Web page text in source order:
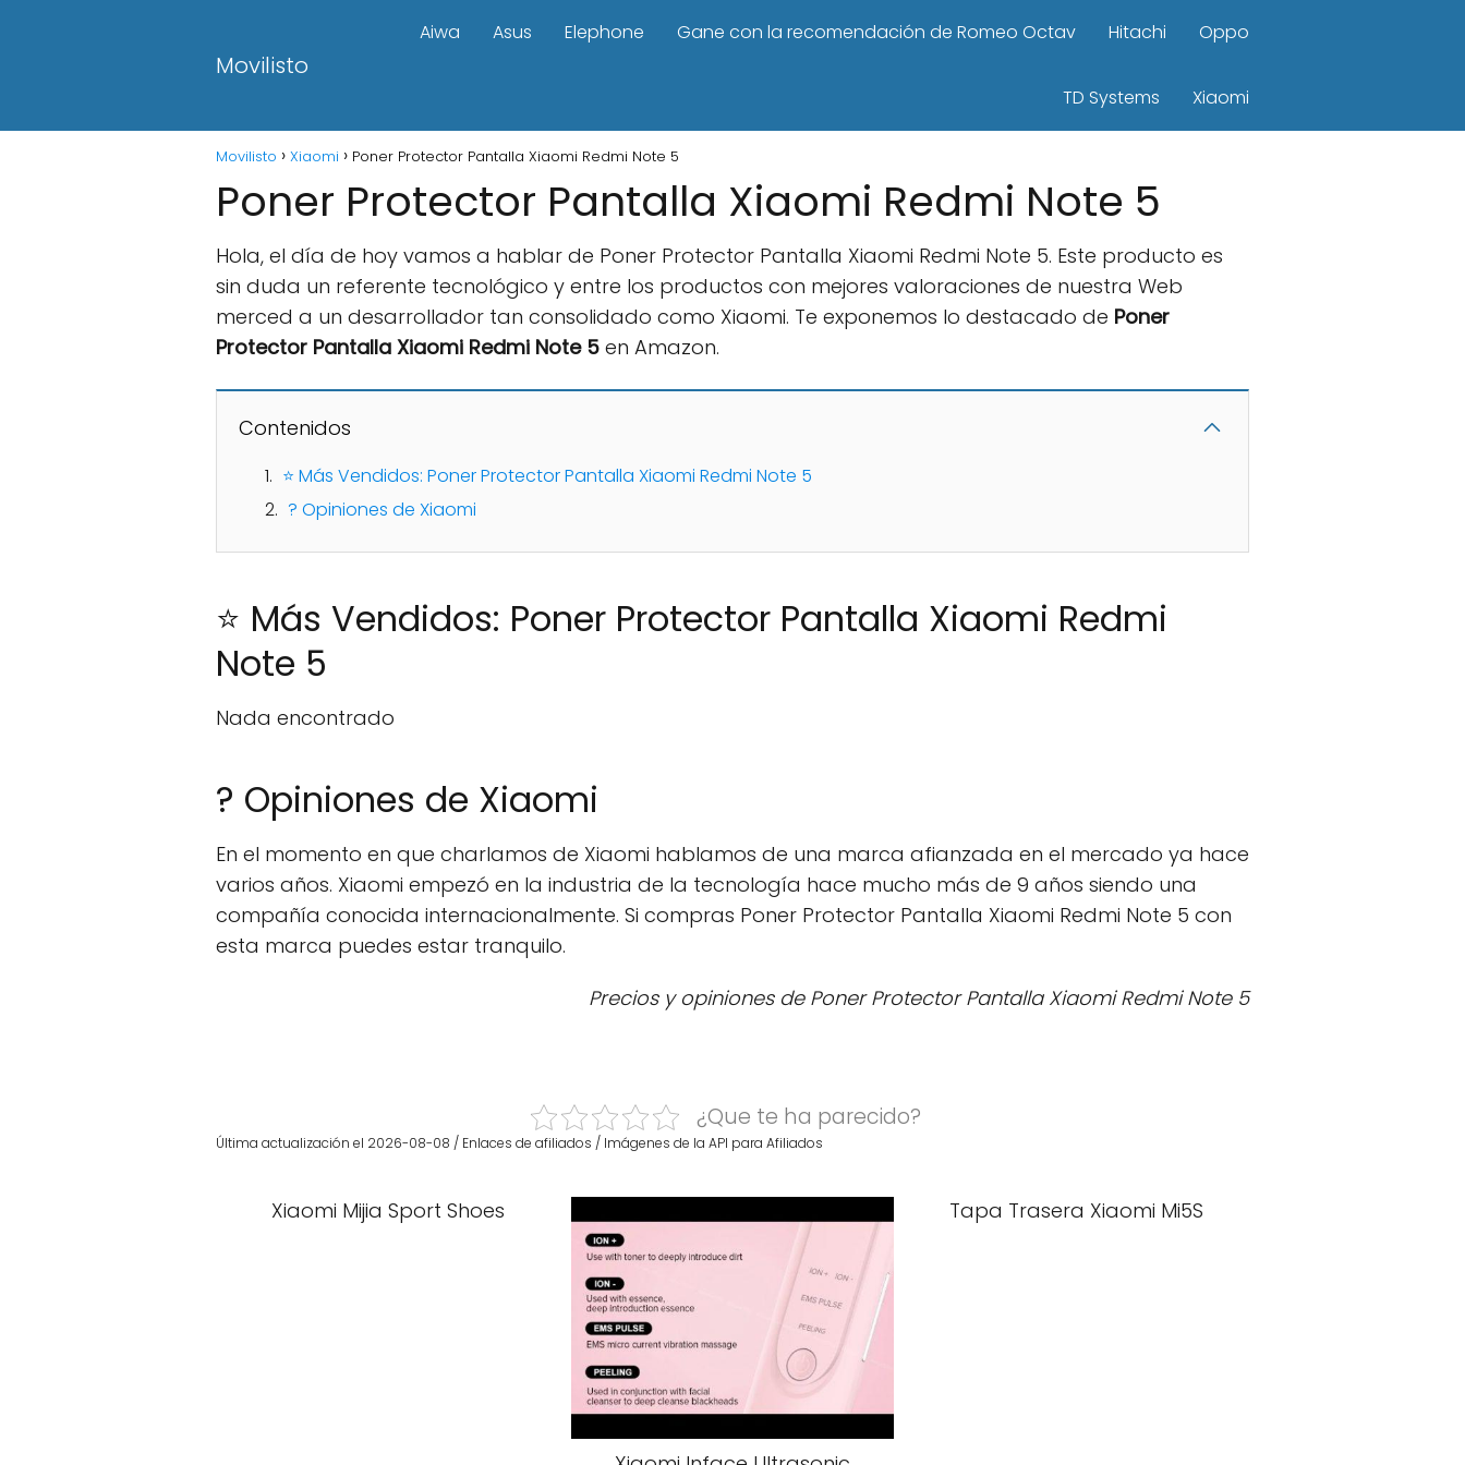
Movilisto
Aiwa Asus Elephone Gane con la recomendación de Romeo Octav Hitachi Oppo
TD Systems Xiaomi
Movilisto Xiaomi Poner Protector Pantalla Xiaomi Redmi Note 5
Poner Protector Pantalla Xiaomi Redmi Note 5
Hola, el día de hoy vamos a hablar de Poner Protector Pantalla Xiaomi Redmi Note 5. Este producto es
sin duda un referente tecnológico y entre los productos con mejores valoraciones de nuestra Web
merced a un desarrollador tan consolidado como Xiaomi. Te exponemos lo destacado de Poner
Protector Pantalla Xiaomi Redmi Note 5 en Amazon.
Contenidos
⭐ Más Vendidos: Poner Protector Pantalla Xiaomi Redmi Note 5
? Opiniones de Xiaomi
⭐ Más Vendidos: Poner Protector Pantalla Xiaomi Redmi
Note 5
Nada encontrado
? Opiniones de Xiaomi
En el momento en que charlamos de Xiaomi hablamos de una marca afianzada en el mercado ya hace
varios años. Xiaomi empezó en la industria de la tecnología hace mucho más de 9 años siendo una
compañía conocida internacionalmente. Si compras Poner Protector Pantalla Xiaomi Redmi Note 5 con
esta marca puedes estar tranquilo.
Precios y opiniones de Poner Protector Pantalla Xiaomi Redmi Note 5
¿Que te ha parecido?
Última actualización el 2026-08-08 / Enlaces de afiliados / Imágenes de la API para Afiliados
Xiaomi Mijia Sport Shoes Tapa Trasera Xiaomi Mi5S